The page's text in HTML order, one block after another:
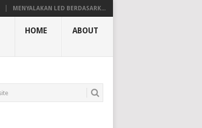
MENYALAKAN LED BERDASARK...
HOME ABOUT